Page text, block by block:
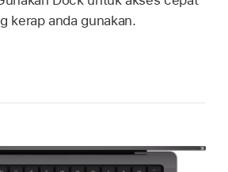
kerap anda gunakan.